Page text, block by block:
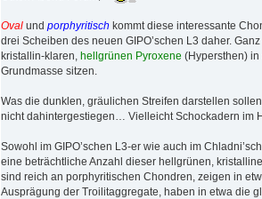
Oval und porphyritisch kommt diese interessante
drei Scheiben des neuen GIPO’schen L3 daher.
kristallin-klaren, hellgrünen Pyroxene (Hypersthen)
Grundmasse sitzen.
Was die dunklen, gräulichen Streifen darstellen
nicht dahintergestiegen… Vielleicht Schockadern im
Sowohl im GIPO’schen L3-er wie auch im
eine beträchtliche Anzahl dieser hellgrünen,
sind reich an porphyritischen Chondren, zeigen in
Ausprägung der Troilitaggregate, haben in etwa die